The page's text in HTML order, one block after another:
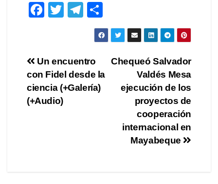
F
e
b
o
o
T
er
T
el
gr
a
m
o
m
p
ar
Navegación
de
entradas
Chequeó Salvador
Valdés Mesa
ejecución de los
proyectos de
cooperación
internacional en
Mayabeque
Un encuentro
con Fidel desde la
ciencia (+Galería)
(+Audio)